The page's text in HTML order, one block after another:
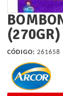
CÓDIGO: 261658